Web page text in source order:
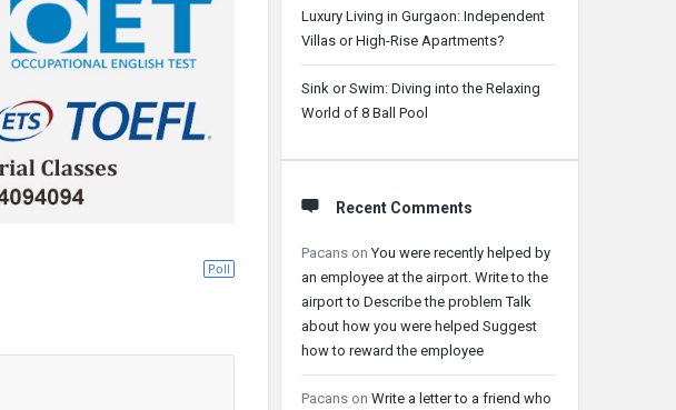
Poll
Luxury Living in Gurgaon: Independent
Villas or High-Rise Apartments?
Sink or Swim: Diving into the Relaxing
World of 8 Ball Pool
Recent Comments
Pacans onYou were recently helped by
an employee at the airport. Write to the
airport to Describe the problem Talk
about how you were helped Suggest
how to reward the employee
Pacans on Write a letter to a friend who